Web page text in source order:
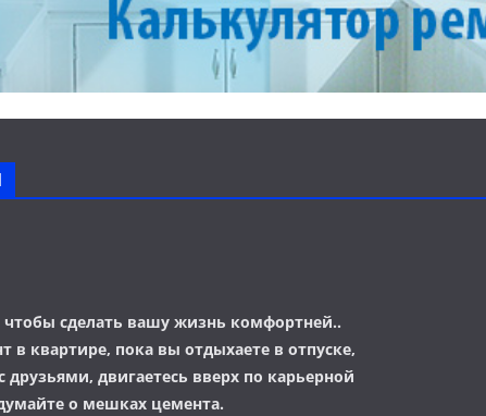
сделать вашу жизнь комфортней..
в квартире, пока вы отдыхаете в отпуске,
друзьями, двигаетесь вверх по карьерной
о мешках цемента.